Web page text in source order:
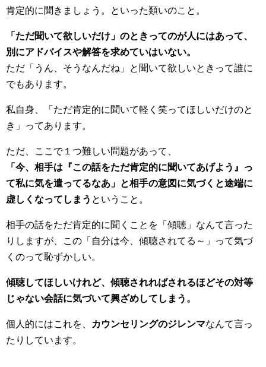
肯定的に聞きましょう。といった類いのこと。
「ただ聞いて欲しいだけ」のときってのが人にはあって、
別にアドバイスや解答を求めていはいない。
ただ「うん、そうなんだね」と聞いて欲しいときって誰に
でもあります。
私自身、「ただ肯定的に聞いて軽く笑ってほしいだけのと
き」ってあります。
ただ、ここで１つ難しい問題があって、
「今、相手は『この話をただ肯定的に聞いてあげよう』っ
て私に気を遣ってるなあ」と相手の意図に気づくと途端に
虚しくなってしまう ということ。
相手の話をただ肯定的に聞くことを「傾聴」なんて言った
りしますが、この「自分は今、傾聴されてる～」って気づ
くのって恥ずかしい。
傾聴してほしいけれど、傾聴されればされるほどその対等
じゃない会話に気づいて興ざめしてしまう。
個人的にはこれを、 カウンセリングのジレンマなんて言っ
たりしています。